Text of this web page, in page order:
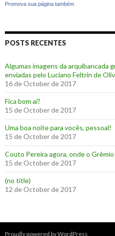
Promova sua página também
POSTS RECENTES
Algumas imagens da arquibancada
enviadas pelo Luciano Feltrin de
16 de October de 2017
‪Fica bom aí?‬
15 de October de 2017
Uma boa noite para vocês, pessoal!
15 de October de 2017
‪Couto Pereira agora, onde o Grêmio
15 de October de 2017
(no title)
12 de October de 2017
Proudly powered by WordPress